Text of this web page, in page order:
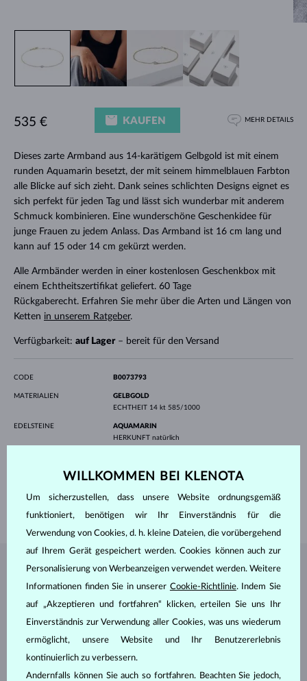
Dieses zarte Armband aus 14-karätigem Gelbgold ist mit einem
runden Aquamarin besetzt, der mit seinem himmelblauen Farbton
alle Blicke auf sich zieht. Dank seines schlichten Designs eignet es
sich perfekt für jeden Tag und lässt sich wunderbar mit anderem
Schmuck kombinieren. Eine wunderschöne Geschenkidee für
junge Frauen zu jedem Anlass. Das Armband ist 16 cm lang und
kann auf 15 oder 14 cm gekürzt werden.
Alle Armbänder werden in einer kostenlosen Geschenkbox mit
einem Echtheitszertifikat geliefert. 60 Tage
Rückgaberecht. Erfahren Sie mehr über die Arten und Längen von
Ketten in unserem Ratgeber.
Verfügbarkeit: auf Lager– bereit für den Versand
535 € KAUFEN MEHR DETAILS
CODE B0073793
MATERIALIEN
GELBGOLD
ECHTHEIT 14 kt 585/1000
EDELSTEINE
AQUAMARIN
HERKUNFT natürlich
GEWICHT0.15 ct
SCHMUCK AUS DEMKLENOTA ATELIER
WILLKOMMEN BEI KLENOTA
Um sicherzustellen, dass unsere Website ordnungsgemäß
funktioniert, benötigen wir Ihr Einverständnis für die
Verwendung von Cookies, d. h. kleine Dateien, die vorübergehend
auf Ihrem Gerät gespeichert werden. Cookies können auch zur
Personalisierung von Werbeanzeigen verwendet werden. Weitere
Informationen finden Sie in unserer Cookie-Richtlinie. Indem Sie
auf „Akzeptieren und fortfahren“ klicken, erteilen Sie uns Ihr
Einverständnis zur Verwendung aller Cookies, was uns wiederum
ermöglicht, unsere Website und Ihr Benutzererlebnis
kontinuierlich zu verbessern.
Andernfalls können Sie auch so fortfahren. Beachten Sie jedoch,